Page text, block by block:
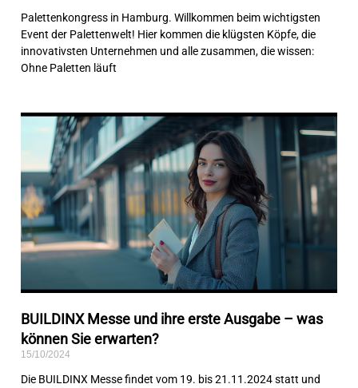
Palettenkongress in Hamburg. Willkommen beim wichtigsten
Event der Palettenwelt! Hier kommen die klügsten Köpfe, die
innovativsten Unternehmen und alle zusammen, die wissen:
Ohne Paletten läuft
BUILDINX Messe und ihre erste Ausgabe – was
können Sie erwarten?
15/10/2024
Die BUILDINX Messe findet vom 19. bis 21.11.2024 statt und